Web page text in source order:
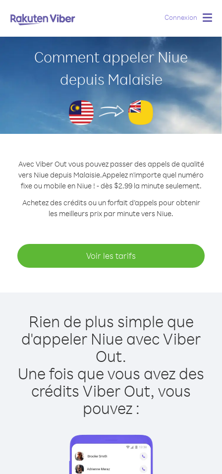
Connexion
Comment appeler Niue
depuis Malaisie
Avec Viber Out vous pouvez passer des appels de qualité
vers Niue depuis Malaisie.Appelez n'importe quel numéro
fixe ou mobile en Niue ! - dès $2.99 la minute seulement.
Achetez des crédits ou un forfait d’appels pour obtenir
les meilleurs prix par minute vers Niue.
Voir les tarifs
Rien de plus simple que
d'appeler Niue avec Viber
Out.
Une fois que vous avez des
crédits Viber Out, vous
pouvez :